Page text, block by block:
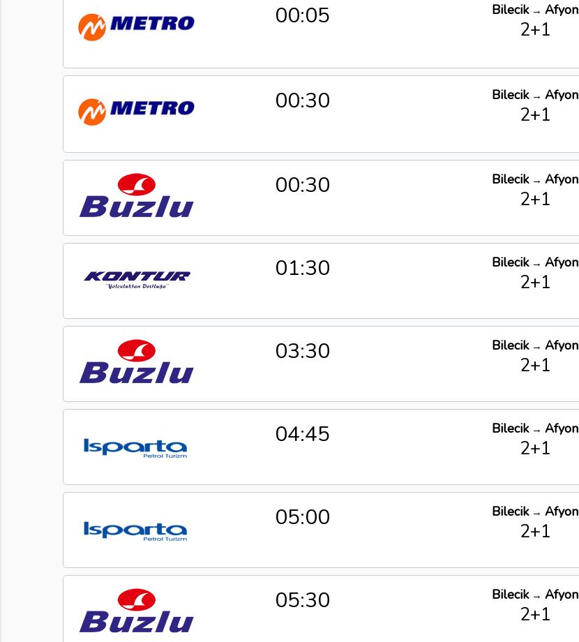
00:05 Bilecik→Afyon
2+1
00:30 Bilecik→Afyon
2+1
00:30 Bilecik→Afyon
2+1
01:30 Bilecik→Afyon
2+1
03:30 Bilecik→Afyon
2+1
04:45 Bilecik→Afyon
2+1
05:00 Bilecik→Afyon
2+1
05:30 Bilecik→Afyon
2+1